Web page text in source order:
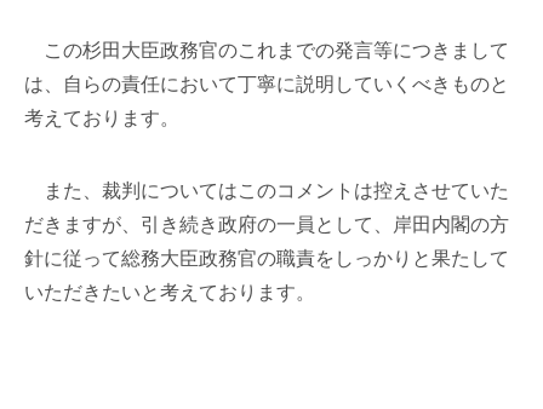
この杉田大臣政務官のこれまでの発言等につきまして
は、自らの責任において丁寧に説明していくべきものと
考えております。
また、裁判についてはこのコメントは控えさせていた
だきますが、引き続き政府の一員として、岸田内閣の方
針に従って総務大臣政務官の職責をしっかりと果たして
いただきたいと考えております。